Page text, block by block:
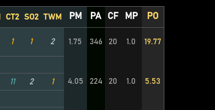
CT2 SO2 TWM PM PA CF MP PO
1 1 2 1.75 346 20 1.0 19.77
11 2 1 4.05 224 20 1.0 5.53